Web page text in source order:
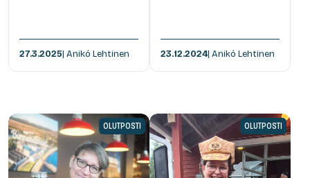
27.3.2025| Anikó Lehtinen 23.12.2024| Anikó Lehtinen
OLUTPOSTI OLUTPOSTI